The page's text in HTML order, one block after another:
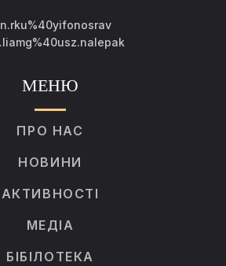
МЕНЮ
ПРО НАС
НОВИНИ
АКТИВНОСТІ
МЕДІА
БІБІЛОТЕКА